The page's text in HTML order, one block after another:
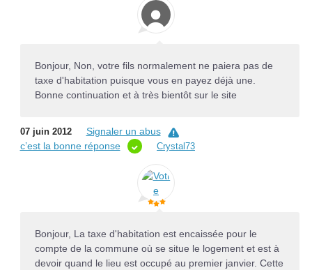
Bonjour, Non, votre fils normalement ne paiera pas de
taxe d'habitation puisque vous en payez déjà une.
Bonne continuation et à très bientôt sur le site
07 juin 2012
Signaler un abus
c’est la bonne réponse
Crystal73
Bonjour, La taxe d'habitation est encaissée pour le
compte de la commune où se situe le logement et est à
devoir quand le lieu est occupé au premier janvier. Cette